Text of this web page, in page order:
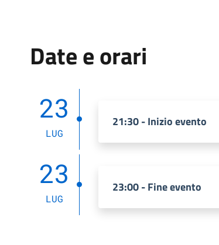
Date e orari
23
LUG
21:30 - Inizio evento
23
LUG
23:00 - Fine evento